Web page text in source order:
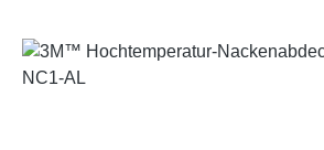
Bildergalerie überspringen